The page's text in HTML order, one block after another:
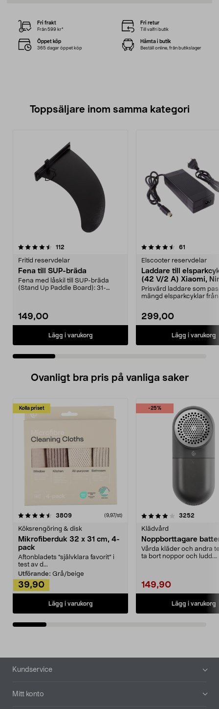
Fri frakt
Från 599 kr*
Fri retur
Till valfri butik
Öppet köp
365 dagar öppet köp
Hämta i butik
Beställ online, från butikslager
Toppsäljare inom samma kategori
112
Fritid reservdelar
Fena till SUP-bräda
Fena med låskil till SUP-bräda
(Stand Up Paddle Board): 31-
149,00
Lägg i varukorg
4.5 av 5 stjärnor 61
Elscooter reservdelar
Laddare till
(42 V/2 A) Xiaomi,
E-Way m.fl.
Prisvärd laddare som
mängd elsparkcyklar från
299,00
Lägg i varukorg
4.5 av 5 stjärnor
Ovanligt bra pris på vanliga saker
Kolla priset
3809recensioner (9,97/st)
Köksrengöring & disk
Mikrofiberduk 32 x 31 cm, 4-
pack
Aftonbladets "självklara favorit” i
test av d...
Utförande: Grå/beige
39,90
Lägg i varukorg
-25%
4.0av 5 stjärnor 3252
Klädvård
Noppborttagare
Vårda kläder och andra
ta bort noppor och ludd.
149,90
Lägg i varukorg
4.5av 5 stjärnor
Sidfot
Kundservice
Mitt konto